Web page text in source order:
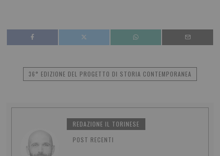
36° EDIZIONE DEL PROGETTO DI STORIA CONTEMPORANEA
REDAZIONE IL TORINESE
POST RECENTI